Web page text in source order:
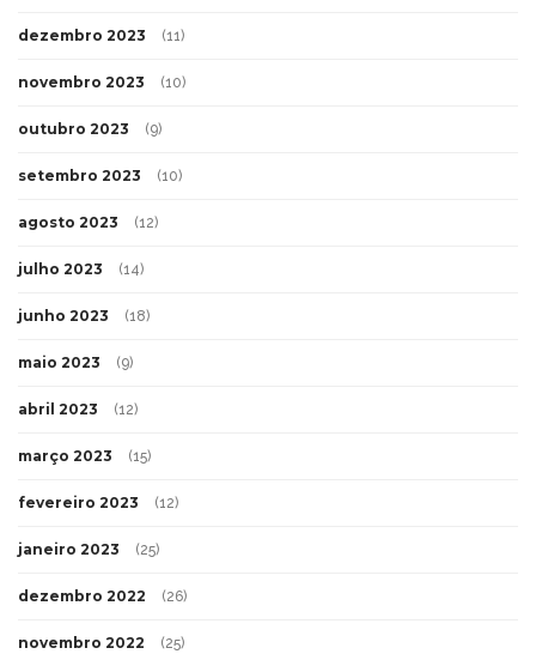
dezembro 2023 (11)
novembro 2023 (10)
outubro 2023 (9)
setembro 2023 (10)
agosto 2023 (12)
julho 2023 (14)
junho 2023 (18)
maio 2023 (9)
abril 2023 (12)
março 2023 (15)
fevereiro 2023 (12)
janeiro 2023 (25)
dezembro 2022 (26)
novembro 2022 (25)